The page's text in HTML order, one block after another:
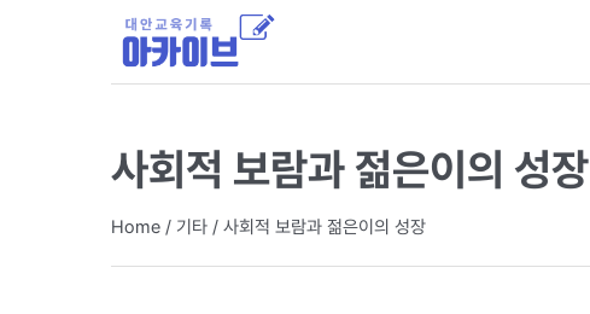
사회적 보람과 젊은이의 성장
Home / 기타 / 사회적 보람과 젊은이의 성장